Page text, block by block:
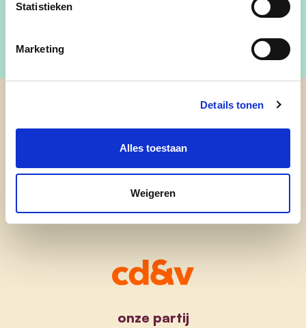
Statistieken
Marketing
Details tonen
Alles toestaan
Weigeren
onze partij